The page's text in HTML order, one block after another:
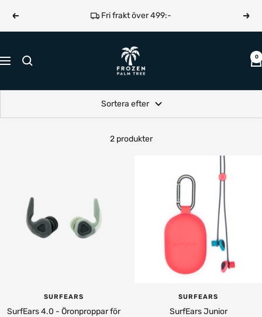
innehållet
Föregående Fri frakt över 499:-
Navigering
Frozen
Palm
Tree
0
Sortera efter
2 produkter
SURFEARS
SurfEars 4.0 - Öronproppar för
SURFEARS
SurfEars Junior